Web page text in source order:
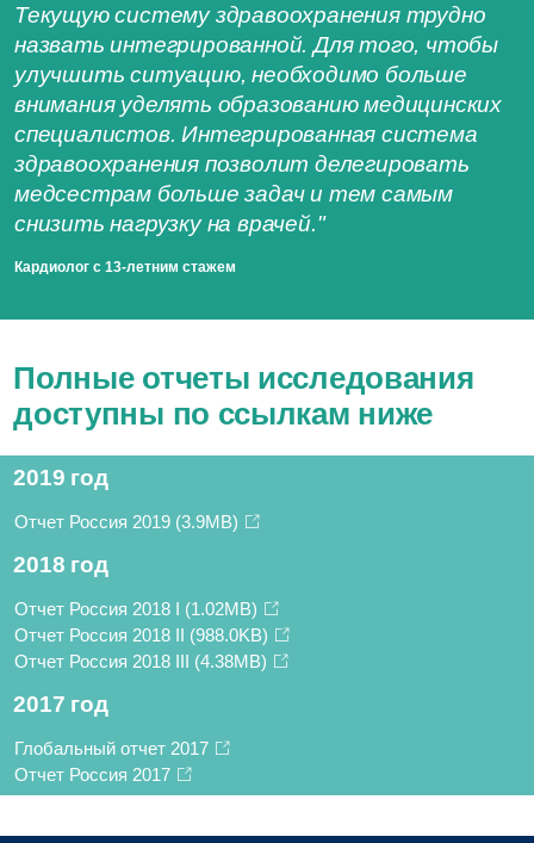
Текущую систему здравоохранения трудно
назвать интегрированной. Для того, чтобы
улучшить ситуацию, необходимо больше
внимания уделять образованию медицинских
специалистов. Интегрированная система
здравоохранения позволит делегировать
медсестрам больше задач и тем самым
снизить нагрузку на врачей."
Кардиолог с 13-летним стажем
Полные отчеты исследования
доступны по ссылкам ниже
2019 год
Отчет Россия 2019 (3.9MB)
2018 год
Отчет Россия 2018 I (1.02MB)
Отчет Россия 2018 II (988.0KB)
Отчет Россия 2018 III (4.38MB)
2017 год
Глобальный отчет 2017
Отчет Россия 2017